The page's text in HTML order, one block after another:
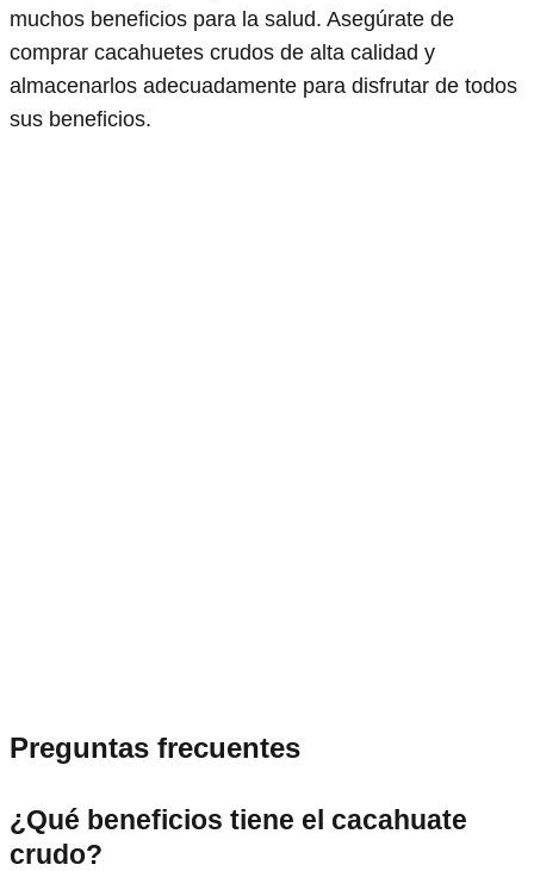
muchos beneficios para la salud. Asegúrate de
comprar cacahuetes crudos de alta calidad y
almacenarlos adecuadamente para disfrutar de todos
sus beneficios.
Preguntas frecuentes
¿Qué beneficios tiene el cacahuate
crudo?